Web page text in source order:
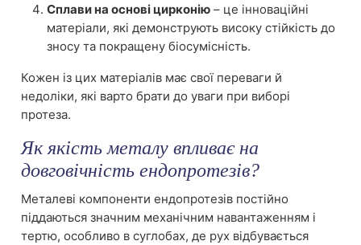
Сплави на основі цирконію – це інноваційні
матеріали, які демонструють високу стійкість до
зносу та покращену біосумісність.
Кожен із цих матеріалів має свої переваги й
недоліки, які варто брати до уваги при виборі
протеза.
Як якість металу впливає на
довговічність ендопротезів?
Металеві компоненти ендопротезів постійно
піддаються значним механічним навантаженням і
тертю, особливо в суглобах, де рух відбувається